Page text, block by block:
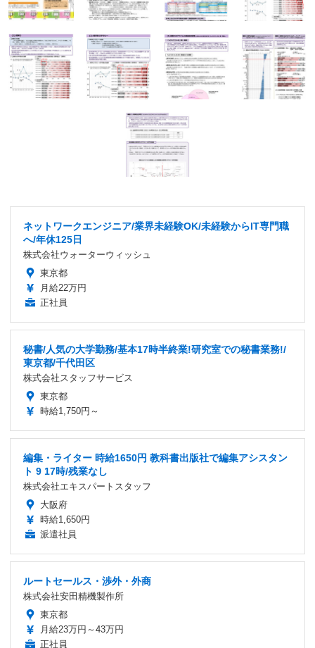
ネットワークエンジニア/業界未経験OK/未経験からIT専門職
へ/年休125日
株式会社ウォーターウィッシュ
東京都
月給22万円
正社員
秘書/人気の大学勤務/基本17時半終業!研究室での秘書業務!/
東京都/千代田区
株式会社スタッフサービス
東京都
時給1,750円～
編集・ライター 時給1650円 教科書出版社で編集アシスタン
ト 9 17時/残業なし
株式会社エキスパートスタッフ
大阪府
時給1,650円
派遣社員
ルートセールス・渉外・外商
株式会社安田精機製作所
東京都
月給23万円～43万円
正社員